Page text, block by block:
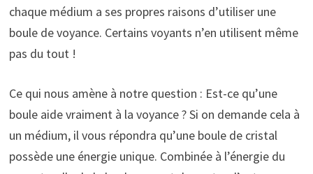
chaque médium a ses propres raisons d’utiliser une
boule de voyance. Certains voyants n’en utilisent même
pas du tout !
Ce qui nous amène à notre question : Est-ce qu’une
boule aide vraiment à la voyance ? Si on demande cela à
un médium, il vous répondra qu’une boule de cristal
possède une énergie unique. Combinée à l’énergie du